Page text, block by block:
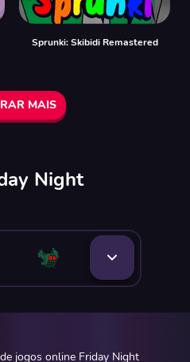
Sprunki: Skibidi Remastered
MAIS
Night
jogos online Friday Night